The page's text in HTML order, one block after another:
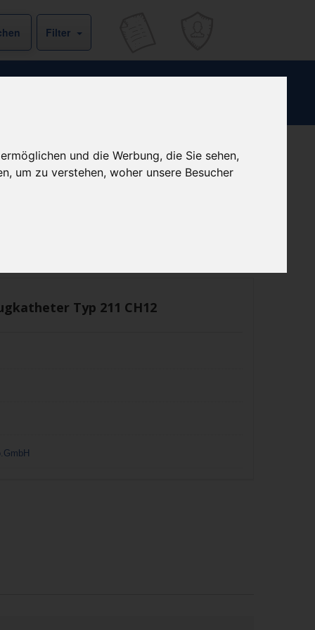
und die Werbung, die Sie sehen,
um zu verstehen, woher unsere Besucher
Filter
Preis bekannt
Typ 211 CH12